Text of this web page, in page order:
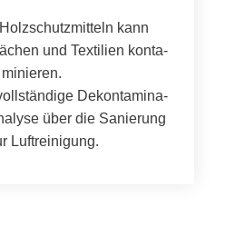
kann
und Tex­tilien kon­t­a­
minieren.
Dekon­t­a­m­i­na­
über die Sanierung
Luftreini­gung.